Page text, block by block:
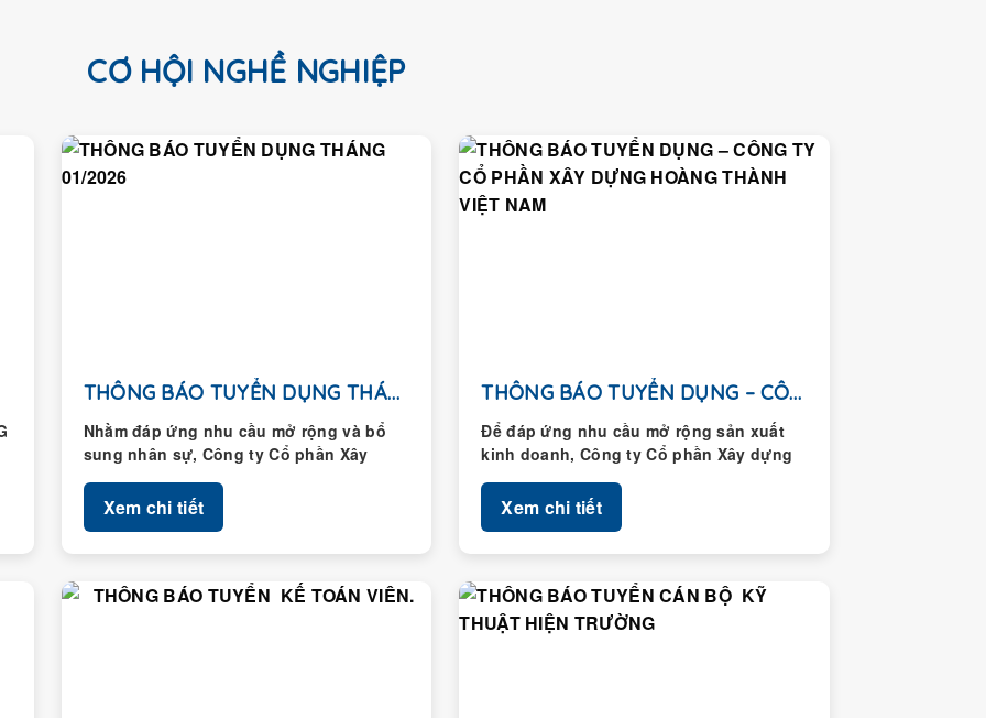
CƠ HỘI NGHỀ NGHIỆP
THÔNG BÁO TUYỂN DỤNG THÁNG 01/2026
Nhằm đáp ứng nhu cầu mở rộng và bổ
sung nhân sự, Công ty Cổ phần Xây
Xem chi tiết
THÔNG BÁO TUYỂN DỤNG – CÔNG TY CỔ...
Để đáp ứng nhu cầu mở rộng sản xuất
kinh doanh, Công ty Cổ phần Xây dựng
Xem chi tiết